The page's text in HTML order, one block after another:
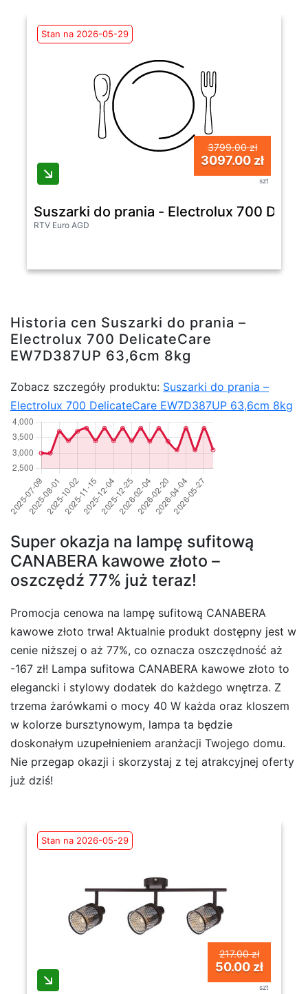
Stan na 2026-05-29
3799.00 zł
3097.00 zł
szt
Suszarki do prania - Electrolux 700
RTV Euro AGD
Historia cen Suszarki do prania –
Electrolux 700 DelicateCare
EW7D387UP 63,6cm 8kg
Zobacz szczegóły produktu: Suszarki do prania –
Electrolux 700 DelicateCare EW7D387UP 63,6cm 8kg
Super okazja na lampę sufitową
CANABERA kawowe złoto –
oszczędź 77% już teraz!
Promocja cenowa na lampę sufitową CANABERA
kawowe złoto trwa! Aktualnie produkt dostępny jest w
cenie niższej o aż 77%, co oznacza oszczędność aż
-167 zł! Lampa sufitowa CANABERA kawowe złoto to
elegancki i stylowy dodatek do każdego wnętrza. Z
trzema żarówkami o mocy 40 W każda oraz kloszem
w kolorze bursztynowym, lampa ta będzie
doskonałym uzupełnieniem aranżacji Twojego domu.
Nie przegap okazji i skorzystaj z tej atrakcyjnej oferty
już dziś!
Stan na 2026-05-29
217.00 zł
50.00 zł
szt